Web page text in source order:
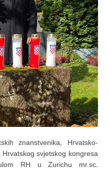
znanstvenika, Hrvatsko-
svjetskog kongresa
RH u Zurichu mr.sc.